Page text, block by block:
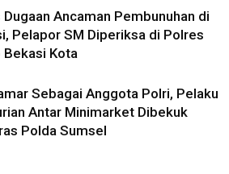
Dugaan Ancaman Pembunuhan di
Pelapor SM Diperiksa di Polres
Bekasi Kota
Sebagai Anggota Polri, Pelaku
Antar Minimarket Dibekuk
Polda Sumsel